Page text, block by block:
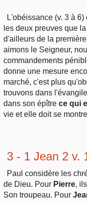
L'obéissance (v. 3 à
les deux preuves que
d'ailleurs de la
aimons le Seigneur,
commandements
donne une mesure
marché, c'est plus
trouvons dans
dans son épître ce qui
vie et elle doit se
3 - 1 Jean 2 v.
Paul considère les
de Dieu. Pour Pierre,
Son troupeau. Pour